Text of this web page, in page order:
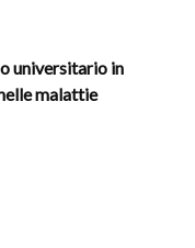
universitario in
malattie